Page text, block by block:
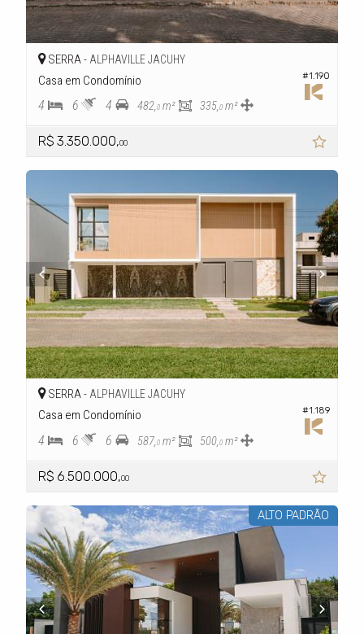
#1.190
SERRA - ALPHAVILLE JACUHY
Casa em Condomínio
4 6 4 482,0 m² 335,0 m²
R$ 3.350.000,00
#1.189
SERRA - ALPHAVILLE JACUHY
Casa em Condomínio
4 6 6 587,0 m² 500,0 m²
R$ 6.500.000,00
ALTO PADRÃO